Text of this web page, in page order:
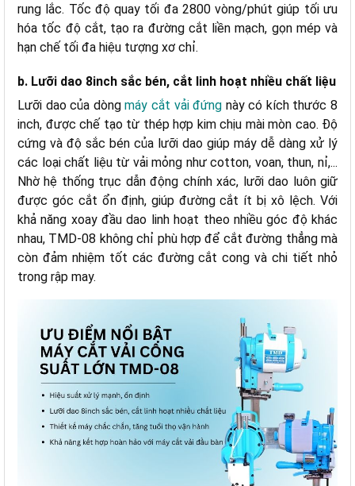
rung lắc. Tốc độ quay tối đa 2800 vòng/phút giúp tối ưu
hóa tốc độ cắt, tạo ra đường cắt liền mạch, gọn mép và
hạn chế tối đa hiệu tượng xơ chỉ.
b. Lưỡi dao 8inch sắc bén, cắt linh hoạt nhiều chất liệu
Lưỡi dao của dòngmáy cắt vải đứng này có kích thước 8
inch, được chế tạo từ thép hợp kim chịu mài mòn cao. Độ
cứng và độ sắc bén của lưỡi dao giúp máy dễ dàng xử lý
các loại chất liệu từ vải mỏng như cotton, voan, thun, nỉ,...
Nhờ hệ thống trục dẫn động chính xác, lưỡi dao luôn giữ
được góc cắt ổn định, giúp đường cắt ít bị xô lệch. Với
khả năng xoay đầu dao linh hoạt theo nhiều góc độ khác
nhau, TMD-08 không chỉ phù hợp để cắt đường thẳng mà
còn đảm nhiệm tốt các đường cắt cong và chi tiết nhỏ
trong rập may.